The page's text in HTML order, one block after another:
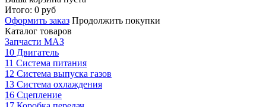
Итого: 0 руб
Оформить заказ Продолжить покупки
Каталог товаров
Запчасти МАЗ
10 Двигатель
11 Система питания
12 Система выпуска газов
13 Система охлаждения
16 Сцепление